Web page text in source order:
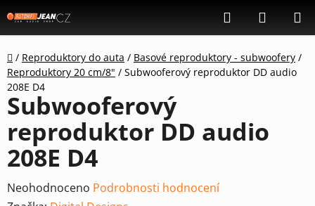
na
obsah
Hledat
KOŠÍK
Domů
/ Reproduktory do auta / Basové reproduktory - subwoofery /
Reproduktory 20 cm/8" / Subwooferový reproduktor DD audio
208E D4
Subwooferový
reproduktor DD audio
208E D4
Průměrné
Neohodnoceno Podrobnosti hodnocení